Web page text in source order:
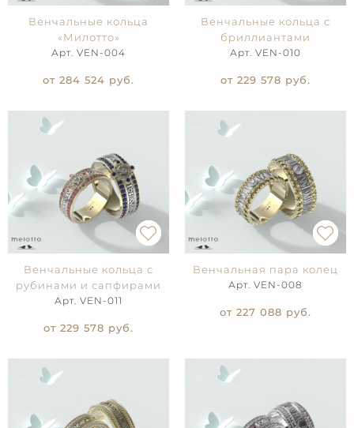
Венчальные кольца
«Милотто»
Арт. VEN-004
от 284 524 руб.
Венчальные кольца с
бриллиантами
Арт. VEN-010
от 229 578 руб.
Венчальные кольца с
рубинами и сапфирами
Арт. VEN-011
от 229 578 руб.
Венчальная пара колец
Арт. VEN-008
от 227 088 руб.